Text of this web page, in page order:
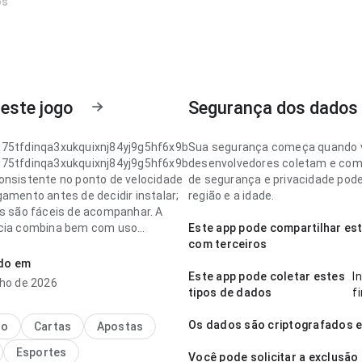
jogo
no ponto de velocidade
antes de decidir instalar;
são fáceis de acompanhar. A
combina bem com uso
no ponto de fluxo de
completa sem ficar pesada.
combina bem com uso
em
de 2026
Cartas
Apostas
Esportes
Segurança dos dados
Sua segurança começa
desenvolvedores coletam e
de segurança e privacidade
região e a idade.
Este app pode compartilhar
com terceiros
Este app pode coletar estes
tipos de dados
Os dados são criptografados
Você pode solicitar a